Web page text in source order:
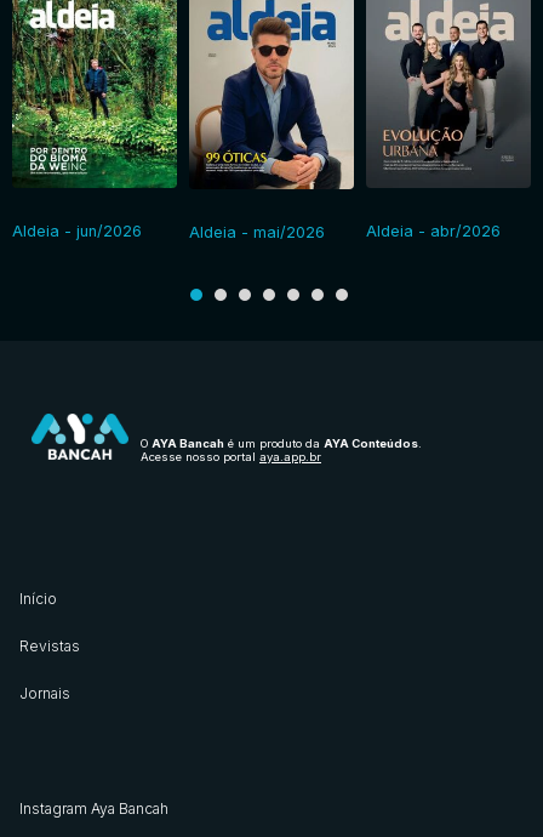
Aldeia - jun/2026 Aldeia - mai/2026 Aldeia - abr/2026
O AYA Bancah é um produto da AYA Conteúdos
Acesse nosso portal aya.app.br
Início
Revistas
Jornais
Instagram Aya Bancah